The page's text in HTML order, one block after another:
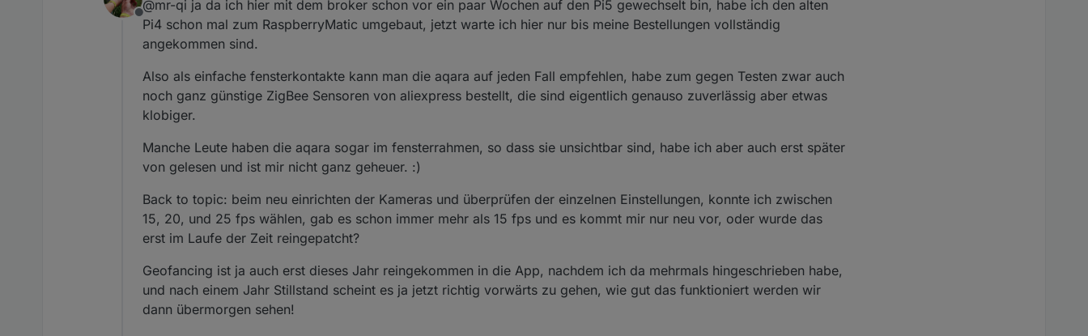
Glück hast sind die Thermostate von Tado billiger und ganz passabel die schmeißen bei Tado gerade V1 raus die habe ich im
Einsatz bis auf ein paar errors im log bezüglich reconnect, funktioniert aber alles einwandfrei so wie man es von smart
Thermostaten erwartet!
Offline
@mr-qi ja da ich hier mit dem broker schon vor ein paar Wochen auf den Pi5 gewechselt bin, habe ich den alten
Pi4 schon mal zum RaspberryMatic umgebaut, jetzt warte ich hier nur bis meine Bestellungen vollständig
angekommen sind.
Also als einfache fensterkontakte kann man die aqara auf jeden Fall empfehlen, habe zum gegen Testen zwar auch
noch ganz günstige ZigBee Sensoren von aliexpress bestellt, die sind eigentlich genauso zuverlässig aber etwas
klobiger.
Manche Leute haben die aqara sogar im fensterrahmen, so dass sie unsichtbar sind, habe ich aber auch erst später
von gelesen und ist mir nicht ganz geheuer. :)
Back to topic: beim neu einrichten der Kameras und überprüfen der einzelnen Einstellungen, konnte ich zwischen
15, 20, und 25 fps wählen, gab es schon immer mehr als 15 fps und es kommt mir nur neu vor, oder wurde das
erst im Laufe der Zeit reingepatcht?
Geofancing ist ja auch erst dieses Jahr reingekommen in die App, nachdem ich da mehrmals hingeschrieben habe,
und nach einem Jahr Stillstand scheint es ja jetzt richtig vorwärts zu gehen, wie gut das funktioniert werden wir
dann übermorgen sehen!